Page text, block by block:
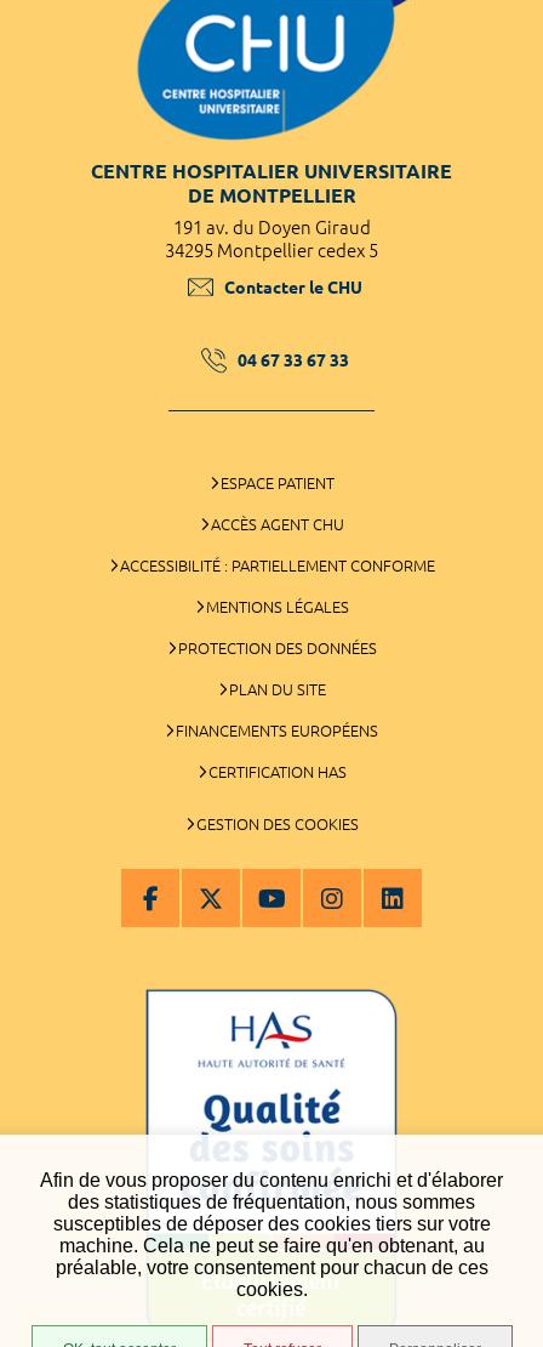
Afin de vous proposer du contenu enrichi et d'élaborer
des statistiques de fréquentation, nous sommes
susceptibles de déposer des cookies tiers sur votre
machine. Cela ne peut se faire qu'en obtenant, au
préalable, votre consentement pour chacun de ces
cookies.
CENTRE HOSPITALIER UNIVERSITAIRE
DE MONTPELLIER
191 av. du Doyen Giraud
34295 Montpellier cedex 5
Contacter le CHU
04 67 33 67 33
ESPACE PATIENT
ACCÈS AGENT CHU
ACCESSIBILITÉ : PARTIELLEMENT CONFORME
MENTIONS LÉGALES
PROTECTION DES DONNÉES
PLAN DU SITE
FINANCEMENTS EUROPÉENS
CERTIFICATION HAS
GESTION DES COOKIES